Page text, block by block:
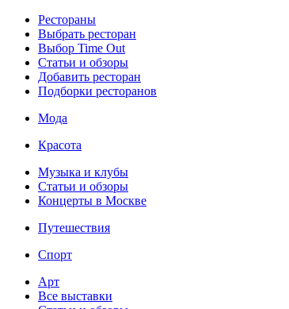
Рестораны
Выбрать ресторан
Выбор Time Out
Статьи и обзоры
Добавить ресторан
Подборки ресторанов
Мода
Красота
Музыка и клубы
Статьи и обзоры
Концерты в Москве
Путешествия
Спорт
Арт
Все выставки